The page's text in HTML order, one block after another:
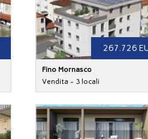
267.726
Fino Mornasco
Vendita - 3 locali